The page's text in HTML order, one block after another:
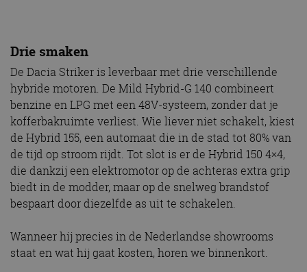
Drie smaken
De Dacia Striker is leverbaar met drie verschillende
hybride motoren. De Mild Hybrid-G 140 combineert
benzine en LPG met een 48V-systeem, zonder dat je
kofferbakruimte verliest. Wie liever niet schakelt, kiest
de Hybrid 155, een automaat die in de stad tot 80% van
de tijd op stroom rijdt. Tot slot is er de Hybrid 150 4×4,
die dankzij een elektromotor op de achteras extra grip
biedt in de modder, maar op de snelweg brandstof
bespaart door diezelfde as uit te schakelen.
Wanneer hij precies in de Nederlandse showrooms
staat en wat hij gaat kosten, horen we binnenkort.